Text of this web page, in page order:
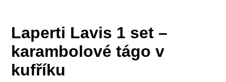
Laperti Lavis 1 set –
karambolové tágo v
kufříku